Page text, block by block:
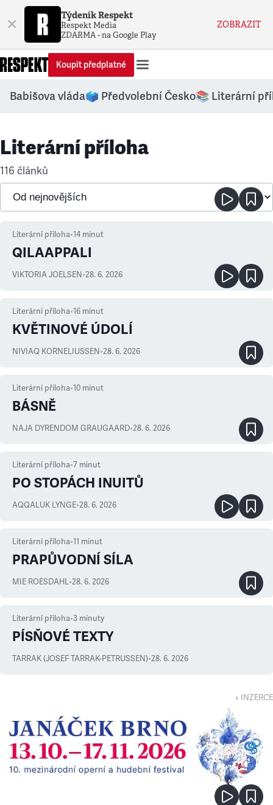
× Týdeník Respekt
Respekt Media
ZDARMA - na Google Play
ZOBRAZIT
Koupit předplatné
Babišova vláda🗳️ Předvolební Česko📚 Literární
Literární příloha
116 článků
Literární příloha•14 minut
QILAAPPALI
VIKTORIA JOELSEN•28. 6. 2026
Literární příloha•16 minut
KVĚTINOVÉ ÚDOLÍ
NIVIAQ KORNELIUSSEN•28. 6. 2026
Literární příloha•10 minut
BÁSNĚ
NAJA DYRENDOM GRAUGAARD•28. 6. 2026
Literární příloha•7 minut
PO STOPÁCH INUITŮ
AQQALUK LYNGE•28. 6. 2026
Literární příloha•11 minut
PRAPŮVODNÍ SÍLA
MIE ROESDAHL•28. 6. 2026
Literární příloha•3 minuty
PÍSŇOVÉ TEXTY
TARRAK (JOSEF TARRAK-PETRUSSEN)•28. 6. 2026
↓ INZERCE